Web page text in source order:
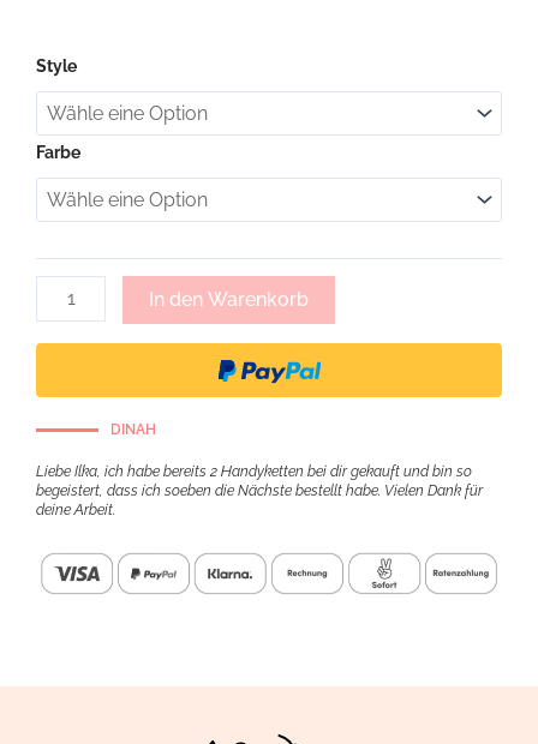
Style
Farbe
Niki,
Lederquaste
Menge
In den Warenkorb
DINAH
Liebe Ilka, ich habe bereits 2 Handyketten bei dir gekauft und bin so
begeistert, dass ich soeben die Nächste bestellt habe. Vielen Dank für
deine Arbeit.